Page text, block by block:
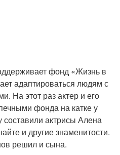
фонд «Жизнь в
адаптироваться людям с
На этот раз актер и его
фонда на катке у
актрисы Алена
и другие знаменитости.
решил и сына.